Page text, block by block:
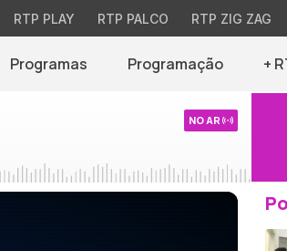
RTP PLAY RTP PALCO RTP ZIG ZAG
Programas Programação +
NO AR